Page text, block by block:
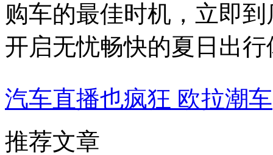
购车的最佳时机，立即
开启无忧畅快的夏日出行
汽车直播也疯狂 欧拉潮车
推荐文章